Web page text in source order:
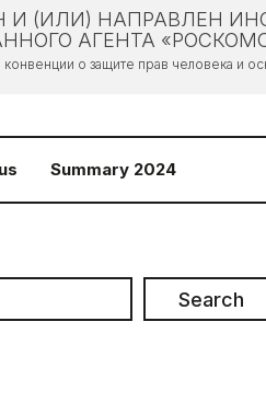
И (ИЛИ) НАПРАВЛЕН
АГЕНТА
о защите прав человека и
Summary 2024
Search